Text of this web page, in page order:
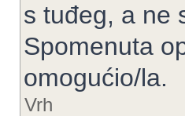
s tuđeg, a ne
Spomenuta
omogućio/la.
Vrh